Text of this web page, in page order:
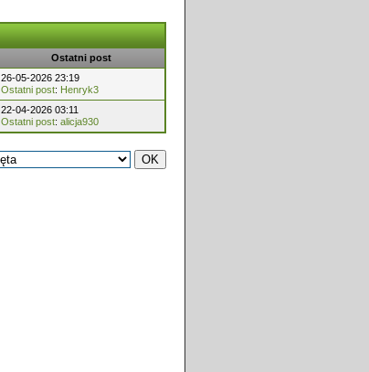
Ostatni post
26-05-2026 23:19
Ostatni post: Henryk3
22-04-2026 03:11
Ostatni post: alicja930